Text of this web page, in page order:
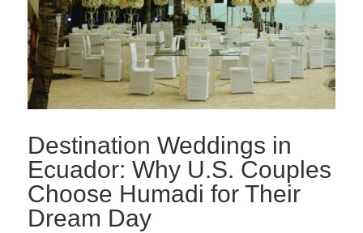
Destination Weddings in
Ecuador: Why U.S. Couples
Choose Humadi for Their
Dream Day